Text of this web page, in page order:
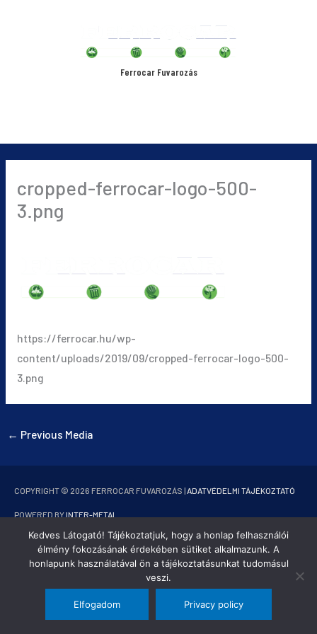
Ferrocar Fuvarozás
Menu
cropped-ferrocar-logo-500-
3.png
https://ferrocar.hu/wp-
content/uploads/2019/09/cropped-ferrocar-logo-500-
3.png
← Previous Media
COPYRIGHT © 2026 FERROCAR FUVAROZÁS | ADATVÉDELMI TÁJÉKOZTATÓ
POWERED BYINTER-METAL
Kedves Látogató! Tájékoztatjuk, hogy a honlap felhasználói
élmény fokozásának érdekében sütiket alkalmazunk. A
honlapunk használatával ön a tájékoztatásunkat tudomásul
veszi.
Elfogadom Privacy policy